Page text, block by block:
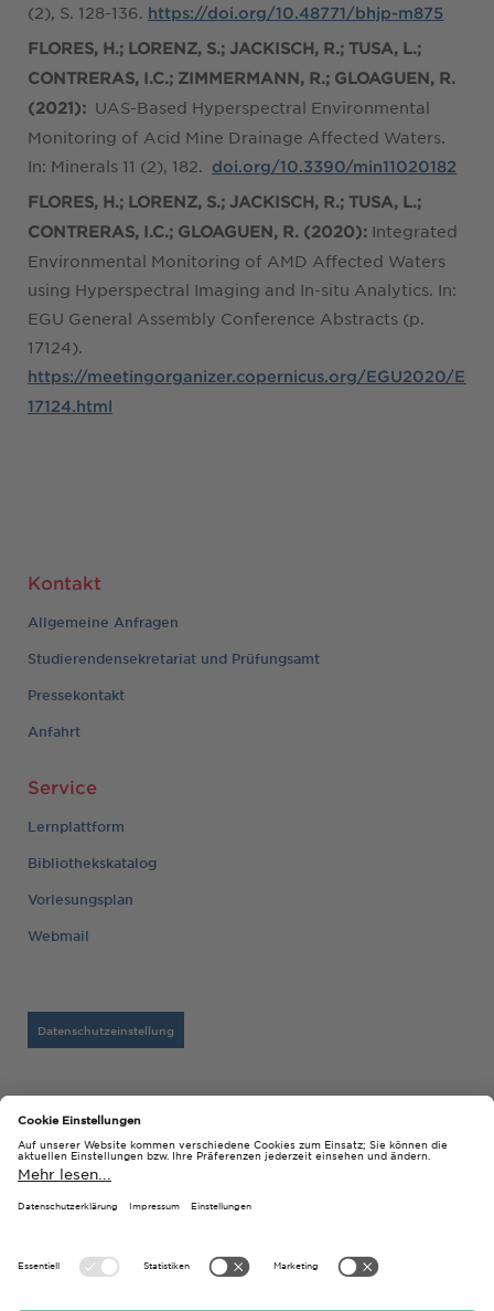
(2), S. 128-136. https://doi.org/10.48771/bhjp-m875
FLORES, H.; LORENZ, S.; JACKISCH, R.; TUSA, L.;
CONTRERAS, I.C.; ZIMMERMANN, R.; GLOAGUEN, R.
(2021): UAS-Based Hyperspectral Environmental
Monitoring of Acid Mine Drainage Affected Waters.
In: Minerals 11 (2), 182. doi.org/10.3390/min11020182
FLORES, H.; LORENZ, S.; JACKISCH, R.; TUSA, L.;
CONTRERAS, I.C.; GLOAGUEN, R. (2020): Integrated
Environmental Monitoring of AMD Affected Waters
using Hyperspectral Imaging and In-situ Analytics. In:
EGU General Assembly Conference Abstracts (p.
17124).
https://meetingorganizer.copernicus.org/EGU2020/
17124.html
Kontakt
Allgemeine Anfragen
Studierendensekretariat und Prüfungsamt
Pressekontakt
Anfahrt
Service
Lernplattform
Bibliothekskatalog
Vorlesungsplan
Webmail
Datenschutzeinstellung